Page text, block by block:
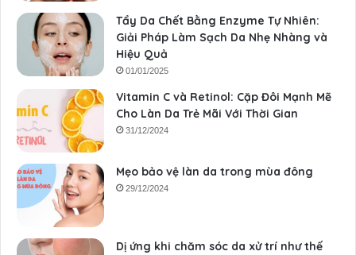
Tẩy Da Chết Bằng Enzyme Tự Nhiên:
Giải Pháp Làm Sạch Da Nhẹ Nhàng và
Hiệu Quả
01/01/2025
Vitamin C và Retinol: Cặp Đôi Mạnh Mẽ
Cho Làn Da Trẻ Mãi Với Thời Gian
31/12/2024
Mẹo bảo vệ làn da trong mùa đông
29/12/2024
Dị ứng khi chăm sóc da xử trí như thế